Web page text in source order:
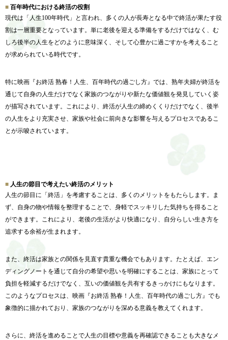
百年時代における終活の役割
現代は「人生100年時代」と言われ、 多くの人が長寿となる中で終活が果たす役
割は一層重要となっています。 単に老後を迎える準備をするだけではなく、 む
しろ後半の人生をどのように意味深く、 そして心豊かに過ごすかを考えること
が求められている時代です。
特に映画『お終活 熟春！人生、百年時代の過ごし方』では、 熟年夫婦が終活を
通じて自身の人生だけでなく家族のつながりや新たな価値観を発見していく姿
が描写されています。これにより、 終活が人生の締めくくりだけでなく、後半
の人生をより充実させ、 家族や社会に前向きな影響を与えるプロセスであるこ
とが示唆されています。
人生の節目で考えたい終活のメリット
人生の節目に「終活」を考慮することは、 多くのメリットをもたらします。ま
ず、 自身の物や情報を整理することで、 身軽でスッキリした気持ちを得ること
ができます。これにより、 老後の生活がより快適になり、 自分らしい生き方を
追求する余裕が生まれます。
また、終活は家族との関係を見直す貴重な機会でもあります。 たとえば、 エン
ディングノートを通じて自分の希望や思いを明確にすることは、家族にとって
負担を軽減するだけでなく、 互いの価値観を共有するきっかけにもなります。
このようなプロセスは、映画『お終活 熟春！人生、百年時代の過ごし方』でも
象徴的に描かれており、 家族のつながりを深める意義を教えてくれます。
さらに、 終活を進めることで人生の目標や意義を再確認できることも大きな メ